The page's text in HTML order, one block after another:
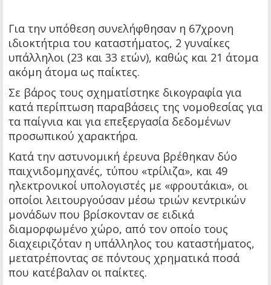
Για την υπόθεση συνελήφθησαν η 67χρονη
ιδιοκτήτρια του καταστήματος, 2 γυναίκες
υπάλληλοι (23 και 33 ετών), καθώς και 21 άτομα
ακόμη άτομα ως παίκτες.
Σε βάρος τους σχηματίστηκε δικογραφία για
κατά περίπτωση παραβάσεις της νομοθεσίας για
τα παίγνια και για επεξεργασία δεδομένων
προσωπικού χαρακτήρα.
Κατά την αστυνομική έρευνα βρέθηκαν δύο
παιχνιδομηχανές, τύπου «τρίλιζα», και 49
ηλεκτρονικοί υπολογιστές με «φρουτάκια», οι
οποίοι λειτουργούσαν μέσω τριών κεντρικών
μονάδων που βρίσκονταν σε ειδικά
διαμορφωμένο χώρο, από τον οποίο τους
διαχειριζόταν η υπάλληλος του καταστήματος,
μετατρέποντας σε πόντους χρηματικά ποσά
που κατέβαλαν οι παίκτες.